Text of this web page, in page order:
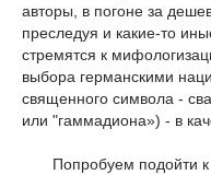
авторы, в погоне за
преследуя и какие-то
стремятся к
выбора германскими
священного символа -
или "гаммадиона») - в
Попробуем подойти к